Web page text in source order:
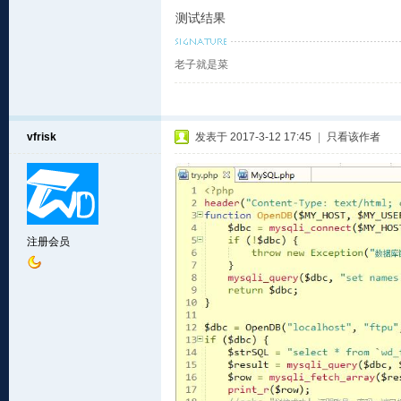
测试结果
老子就是菜
vfrisk
注册会员
发表于 2017-3-12 17:45 只看该作者